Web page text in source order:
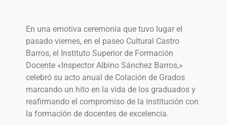
En una emotiva ceremonia que tuvo lugar el
pasado viernes, en el paseo Cultural Castro
Barros, el Instituto Superior de Formación
Docente «Inspector Albino Sánchez Barros,»
celebró su acto anual de Colación de Grados
marcando un hito en la vida de los graduados y
reafirmando el compromiso de la institución con
la formación de docentes de excelencia.